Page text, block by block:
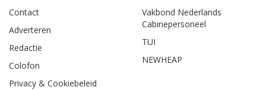
Contact
Adverteren
Redactie
Colofon
Privacy & Cookiebeleid
Vakbond Nederlands
Cabinepersoneel
TUI
NEWHEAP